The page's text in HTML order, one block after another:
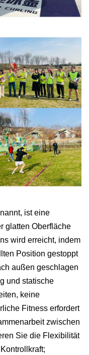
ist eine
glatten Oberfläche
wird erreicht, indem
Position gestoppt
außen geschlagen
und statische
keine
Fitness erfordert
zwischen
Sie die Flexibilität